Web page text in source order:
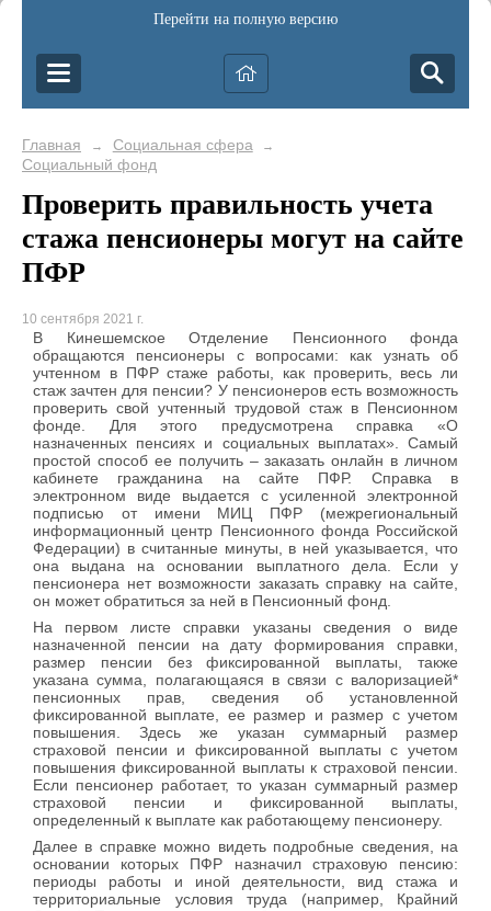
Перейти на полную версию
Главная → Социальная сфера →
Социальный фонд
Проверить правильность учета
стажа пенсионеры могут на сайте
ПФР
10 сентября 2021 г.
В Кинешемское Отделение Пенсионного фонда
обращаются пенсионеры с вопросами: как узнать об
учтенном в ПФР стаже работы, как проверить, весь ли
стаж зачтен для пенсии? У пенсионеров есть возможность
проверить свой учтенный трудовой стаж в Пенсионном
фонде. Для этого предусмотрена справка «О
назначенных пенсиях и социальных выплатах». Самый
простой способ ее получить – заказать онлайн в личном
кабинете гражданина на сайте ПФР. Справка в
электронном виде выдается с усиленной электронной
подписью от имени МИЦ ПФР (межрегиональный
информационный центр Пенсионного фонда Российской
Федерации) в считанные минуты, в ней указывается, что
она выдана на основании выплатного дела. Если у
пенсионера нет возможности заказать справку на сайте,
он может обратиться за ней в Пенсионный фонд.
На первом листе справки указаны сведения о виде
назначенной пенсии на дату формирования справки,
размер пенсии без фиксированной выплаты, также
указана сумма, полагающаяся в связи с валоризацией*
пенсионных прав, сведения об установленной
фиксированной выплате, ее размер и размер с учетом
повышения. Здесь же указан суммарный размер
страховой пенсии и фиксированной выплаты с учетом
повышения фиксированной выплаты к страховой пенсии.
Если пенсионер работает, то указан суммарный размер
страховой пенсии и фиксированной выплаты,
определенный к выплате как работающему пенсионеру.
Далее в справке можно видеть подробные сведения, на
основании которых ПФР назначил страховую пенсию:
периоды работы и иной деятельности, вид стажа и
территориальные условия труда (например, Крайний